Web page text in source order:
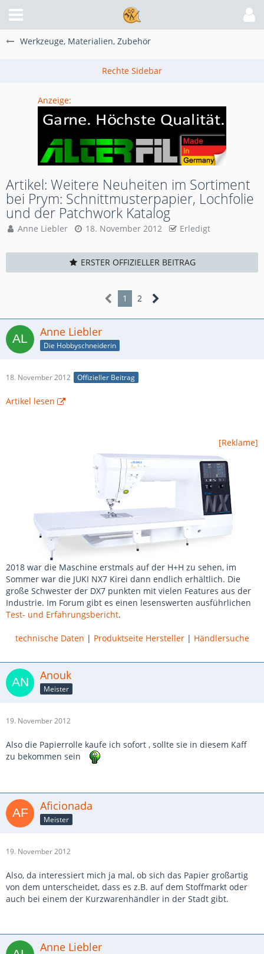
Werkzeuge, Materialien, Zubehör
Anzeige:
Artikel: Weitere Neuheiten im Sortiment
bei Prym: Schnittmusterpapier, Lochfolie
und der Patchwork Katalog
Anne Liebler 18. November 2012 Erledigt
ERSTER OFFIZIELLER BEITRAG
1 2
Anne Liebler
Die Hobbyschneiderin
18. November 2012 Offizieller Beitrag
Artikel lesen
[Reklame]
2018 war die Maschine erstmals auf der H+H zu sehen, im
Sommer war die JUKI NX7 Kirei dann endlich erhältlich. Die
große Schwester der DX7 punkten mit vielen Features aus der
Industrie. Im Forum gibt es einen lesenswerten ausführlichen
Test- und Erfahrungsbericht.
technische Daten | Produktseite Hersteller| Händlersuche
Anouk
Meister
19. November 2012
Also die Papierrolle kaufe ich sofort , sollte sie in diesem Kaff
zu bekommen sein
Aficionada
Meister
19. November 2012
Also, da interessiert mich ja mal, ob sich das Papier großartig
von dem unterscheidet, dass es z.B. auf dem Stoffmarkt oder
auch bei einem der Kurzwarenhändler in der Stadt gibt.
Anne Liebler